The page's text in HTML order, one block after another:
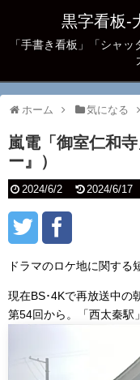
黒字看板‐
「手書き看板」「シャ
ホーム 気になる
嵐電「御室仁和
ー』）
2024/6/2 2024/6/17
ドラマのロケ地に関する
現在BS･4Kで再放送中の
第54回から。「西太秦駅